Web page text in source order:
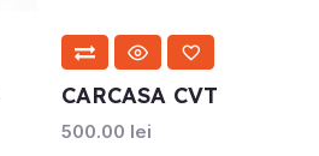
CARCASA CVT
500.00 lei